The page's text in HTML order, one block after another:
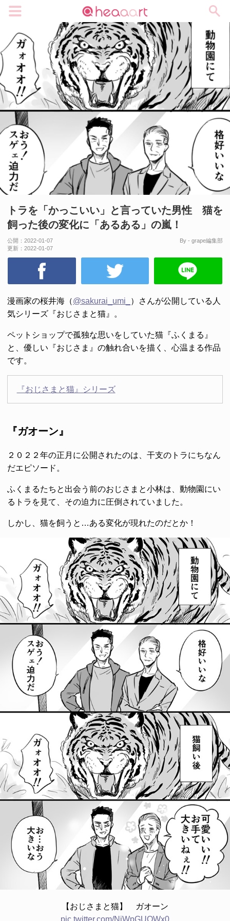
トラを「かっこいい」と言っていた男性 猫を
飼った後の変化に「あるある」の嵐！
公開： 2022-01-07
更新： 2022-01-07
By - grape編集部
漫画家の桜井海（@sakurai_umi_
）さんが公開している人
気シリーズ『おじさまと猫』。
ペットショップで孤独な思いをしていた猫『ふくまる』
と、優しい『おじさま』の触れ合いを描く、心温まる作品
です。
『おじさまと猫』シリーズ
『ガオーン』
２０２２年の正月に公開されたのは、干支のトラにちなん
だエピソード。
ふくまるたちと出会う前のおじさまと小林は、動物園にい
るトラを見て、その迫力に圧倒されていました。
しかし、猫を飼うと…ある変化が現れたのだとか！
【おじさまと猫】 ガオーン